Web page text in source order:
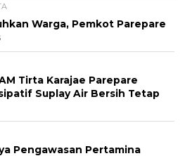
Warga, Pemkot Parepare
Tirta Karajae Parepare
Suplay Air Bersih Tetap
Pengawasan Pertamina